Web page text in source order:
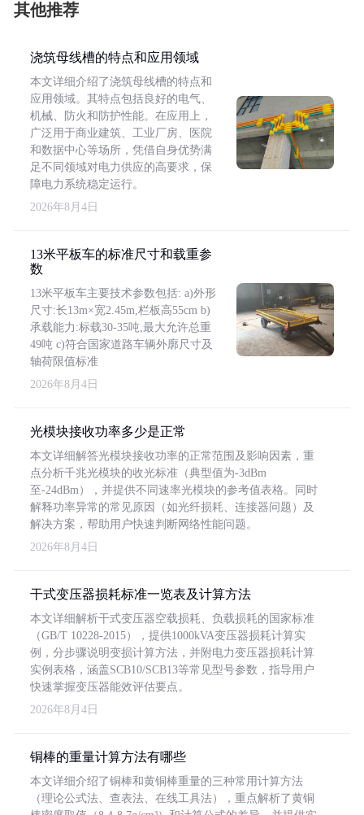
其他推荐
浇筑母线槽的特点和应用领域
本文详细介绍了浇筑母线槽的特点和
应用领域。其特点包括良好的电气、
机械、防火和防护性能。在应用上，
广泛用于商业建筑、工业厂房、医院
和数据中心等场所，凭借自身优势满
足不同领域对电力供应的高要求，保
障电力系统稳定运行。
2026年8月4日
13米平板车的标准尺寸和载重参
数
13米平板车主要技术参数包括: a)外形
尺寸:长13m×宽2.45m,栏板高55cm b)
承载能力:标载30-35吨,最大允许总重
49吨 c)符合国家道路车辆外廓尺寸及
轴荷限值标准
2026年8月4日
光模块接收功率多少是正常
本文详细解答光模块接收功率的正常范围及影响因素，重
点分析千兆光模块的收光标准（典型值为-3dBm
至-24dBm），并提供不同速率光模块的参考值表格。同时
解释功率异常的常见原因（如光纤损耗、连接器问题）及
解决方案，帮助用户快速判断网络性能问题。
2026年8月4日
干式变压器损耗标准一览表及计算方法
本文详细解析干式变压器空载损耗、负载损耗的国家标准
（GB/T 10228-2015），提供1000kVA变压器损耗计算实
例，分步骤说明变损计算方法，并附电力变压器损耗计算
实例表格，涵盖SCB10/SCB13等常见型号参数，指导用户
快速掌握变压器能效评估要点。
2026年8月4日
铜棒的重量计算方法有哪些
本文详细介绍了铜棒和黄铜棒重量的三种常用计算方法
（理论公式法、查表法、在线工具法），重点解析了黄铜